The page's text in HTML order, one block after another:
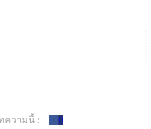
ความนี้ : 0